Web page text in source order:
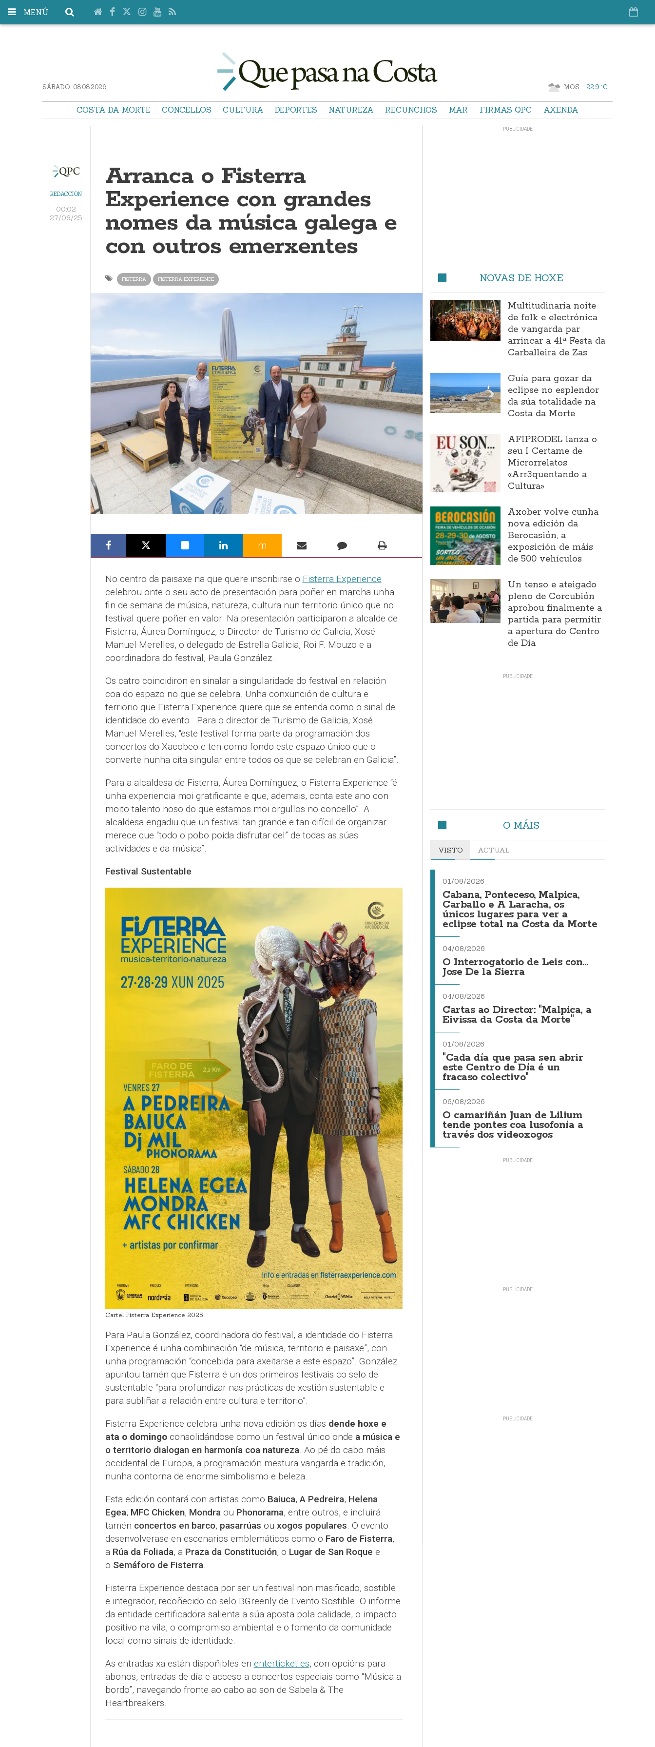
MENÚ
SÁBADO. 08.08.2026 MOS 22.9 °C
COSTA DA MORTE CONCELLOS CULTURA DEPORTES NATUREZA RECUNCHOS MAR FIRMAS QPC AXENDA
REDACCIÓN
00:02
27/06/25
Arranca o Fisterra
Experience con grandes
nomes da música galega e
con outros emerxentes
FISTERRA FISTERRA EXPERIENCE
m
No centro da paisaxe na que quere inscribirse o Fisterra Experience
celebrou onte o seu acto de presentación para poñer en marcha unha
fin de semana de música, natureza, cultura nun territorio único que no
festival quere poñer en valor. Na presentación participaron a alcalde de
Fisterra, Áurea Domínguez, o Director de Turismo de Galicia, Xosé
Manuel Merelles, o delegado de Estrella Galicia, Roi F. Mouzo e a
coordinadora do festival, Paula González.
Os catro coincidiron en sinalar a singularidade do festival en relación
coa do espazo no que se celebra. Unha conxunción de cultura e
terriorio que Fisterra Experience quere que se entenda como o sinal de
identidade do evento. Para o director de Turismo de Galicia, Xosé
Manuel Merelles, “este festival forma parte da programación dos
concertos do Xacobeo e ten como fondo este espazo único que o
converte nunha cita singular entre todos os que se celebran en Galicia”.
Para a alcaldesa de Fisterra, Áurea Domínguez, o Fisterra Experience “é
unha experiencia moi gratificante e que, ademais, conta este ano con
moito talento noso do que estamos moi orgullos no concello”. A
alcaldesa engadiu que un festival tan grande e tan difícil de organizar
merece que “todo o pobo poida disfrutar del” de todas as súas
actividades e da música”.
Festival Sustentable
Cartel Fisterra Experience 2025
Para Paula González, coordinadora do festival, a identidade do Fisterra
Experience é unha combinación “de música, territorio e paisaxe”, con
unha programación “concebida para axeitarse a este espazo”. González
apuntou tamén que Fisterra é un dos primeiros festivais co selo de
sustentable “para profundizar nas prácticas de xestión sustentable e
para subliñar a relación entre cultura e territorio”.
Fisterra Experience celebra unha nova edición os días dende hoxe e
ata o domingo consolidándose como un festival único onde a música e
o territorio dialogan en harmonía coa natureza. Ao pé do cabo máis
occidental de Europa, a programación mestura vangarda e tradición,
nunha contorna de enorme simbolismo e beleza.
Esta edición contará con artistas como Baiuca,A Pedreira, Helena
Egea, MFC Chicken, Mondraou Phonorama, entre outros, e incluirá
tamén concertos en barco, pasarrúas ou xogos populares. O evento
desenvolverase en escenarios emblemáticos como o Faro de Fisterra,
a Rúa da Foliada, a Praza da Constitución, o Lugar de San Roque e
o Semáforo de Fisterra.
Fisterra Experience destaca por ser un festival non masificado, sostible
e integrador, recoñecido co selo BGreenly de Evento Sostible. O informe
da entidade certificadora salienta a súa aposta pola calidade, o impacto
positivo na vila, o compromiso ambiental e o fomento da comunidade
local como sinais de identidade.
As entradas xa están dispoñibles en enterticket.es, con opcións para
abonos, entradas de día e acceso a concertos especiais como “Música a
bordo”, navegando fronte ao cabo ao son de Sabela & The
Heartbreakers.
NOVAS DE HOXE
Multitudinaria noite
de folk e electrónica
de vangarda par
arrincar a 41ª Festa da
Carballeira de Zas
Guía para gozar da
eclipse no esplendor
da súa totalidade na
Costa da Morte
AFIPRODEL lanza o
seu I Certame de
Microrrelatos
«Arr3quentando a
Cultura»
Axober volve cunha
nova edición da
Berocasión, a
exposición de máis
de 500 vehículos
Un tenso e ateigado
pleno de Corcubión
aprobou finalmente a
partida para permitir
a apertura do Centro
de Día
O MÁIS
VISTO ACTUAL
01/08/2026
Cabana, Ponteceso, Malpica,
Carballo e A Laracha, os
únicos lugares para ver a
eclipse total na Costa da Morte
04/08/2026
O Interrogatorio de Leis con...
Jose De la Sierra
04/08/2026
Cartas ao Director: "Malpica, a
Eivissa da Costa da Morte"
01/08/2026
"Cada día que pasa sen abrir
este Centro de Día é un
fracaso colectivo"
06/08/2026
O camariñán Juan de Lilium
tende pontes coa lusofonía a
través dos videoxogos